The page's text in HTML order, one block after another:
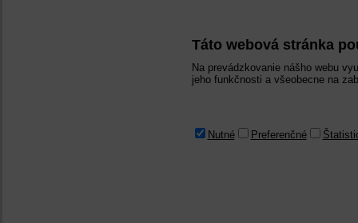
Táto webová stránka
Na prevádzkovanie nášho webu
jeho funkčnosti a všeobecne na
Nutné Preferenčné